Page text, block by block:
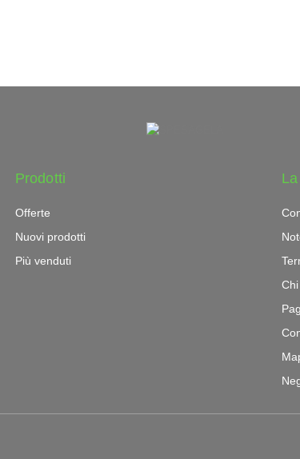
Prodotti
Offerte
Nuovi prodotti
Più venduti